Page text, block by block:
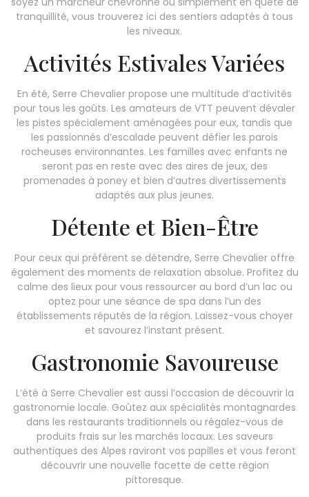
tranquillité, vous trouverez ici des sentiers adaptés à tous
les niveaux.
Activités Estivales Variées
En été, Serre Chevalier propose une multitude d’activités
pour tous les goûts. Les amateurs de VTT peuvent dévaler
les pistes spécialement aménagées pour eux, tandis que
les passionnés d’escalade peuvent défier les parois
rocheuses environnantes. Les familles avec enfants ne
seront pas en reste avec des aires de jeux, des
promenades à poney et bien d’autres divertissements
adaptés aux plus jeunes.
Détente et Bien-Être
Pour ceux qui préfèrent se détendre, Serre Chevalier offre
également des moments de relaxation absolue. Profitez du
calme des lieux pour vous ressourcer au bord d’un lac ou
optez pour une séance de spa dans l’un des
établissements réputés de la région. Laissez-vous choyer
et savourez l’instant présent.
Gastronomie Savoureuse
L’été à Serre Chevalier est aussi l’occasion de découvrir la
gastronomie locale. Goûtez aux spécialités montagnardes
dans les restaurants traditionnels ou régalez-vous de
produits frais sur les marchés locaux. Les saveurs
authentiques des Alpes raviront vos papilles et vous feront
découvrir une nouvelle facette de cette région
pittoresque.